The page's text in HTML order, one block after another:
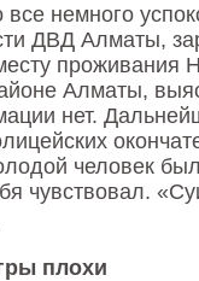
все немного
ДВД Алматы,
проживания
Алматы,
нет.
человек
чувствовал.
плохи